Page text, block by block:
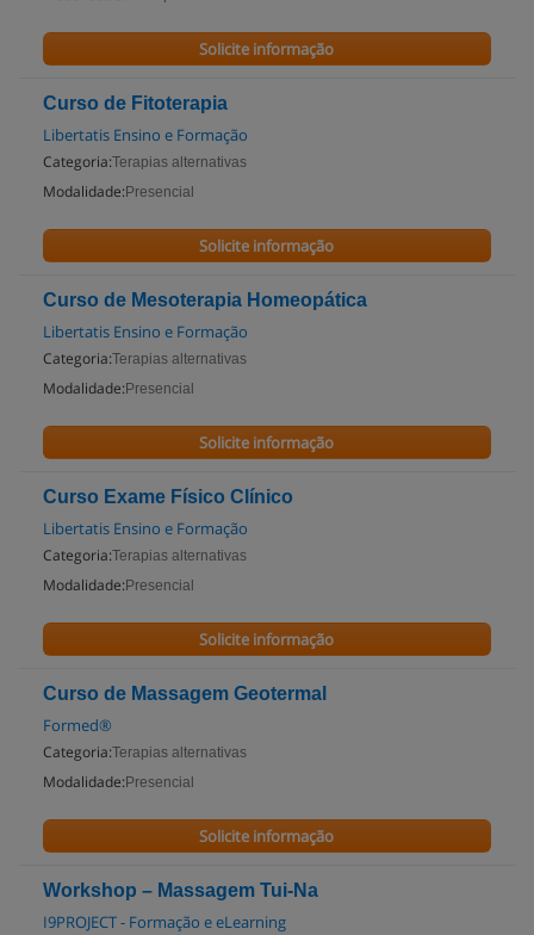
Solicite informação
Curso de Fitoterapia
Libertatis Ensino e Formação
Categoria:Terapias alternativas
Modalidade: Presencial
Solicite informação
Curso de Mesoterapia Homeopática
Libertatis Ensino e Formação
Categoria:Terapias alternativas
Modalidade: Presencial
Solicite informação
Curso Exame Físico Clínico
Libertatis Ensino e Formação
Categoria:Terapias alternativas
Modalidade: Presencial
Solicite informação
Curso de Massagem Geotermal
Formed®
Categoria:Terapias alternativas
Modalidade: Presencial
Solicite informação
Workshop – Massagem Tui-Na
I9PROJECT - Formação e eLearning